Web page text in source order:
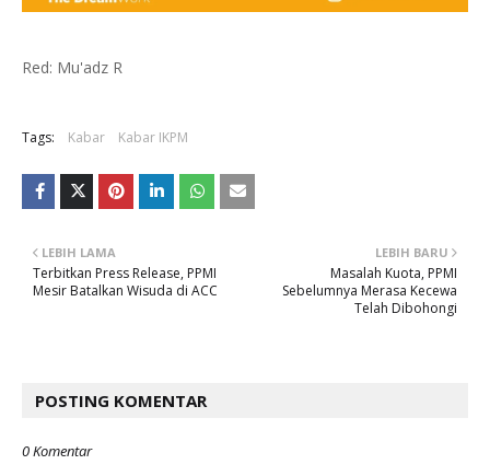
Red: Mu'adz R
Tags: Kabar Kabar IKPM
LEBIH BARU
Masalah Kuota, PPMI
Sebelumnya Merasa Kecewa
Telah Dibohongi
LEBIH LAMA
Terbitkan Press Release, PPMI
Mesir Batalkan Wisuda di ACC
POSTING KOMENTAR
0 Komentar